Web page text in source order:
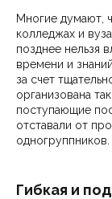
Многие думают,
колледжах и
позднее нельзя
времени и
за счет
организована
поступающие
отставали от
одногруппников.
Гибкая и